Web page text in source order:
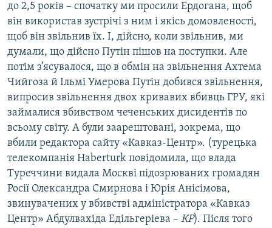
до 2,5 років – спочатку ми просили Ердогана, щоб
він використав зустрічі з ним і якісь домовленості,
щоб він звільнив їх. І, дійсно, коли звільнив, ми
думали, що дійсно Путін пішов на поступки. Але
потім з’ясувалося, що в обмін на звільнення Ахтема
Чийгоза й Ільмі Умерова Путін добився звільнення,
випросив звільнення двох кривавих вбивць ГРУ, які
займалися вбивством чеченських дисидентів по
всьому світу. А були заарештовані, зокрема, що
вбили редактора сайту «Кавказ-Центр». (турецька
телекомпанія Haberturk повідомила, що влада
Туреччини видала Москві підозрюваних громадян
Росії Олександра Смирнова і Юрія Анісімова,
звинувачених у вбивстві адміністратора «Кавказ
Центр» Абдулвахіда Едільгеріева – КР). Після того